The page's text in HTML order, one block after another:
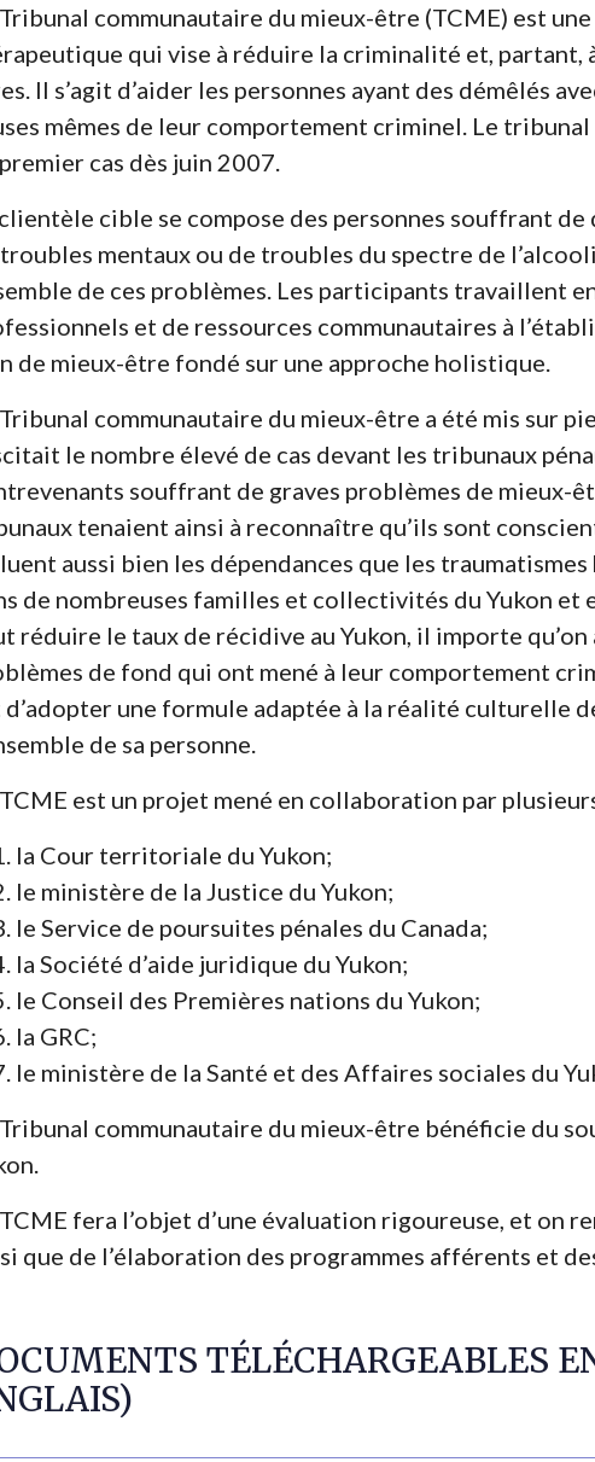
communautaire du mieux-être (TCME) est
qui vise à réduire la criminalité et, partant,
Il s’agit d’aider les personnes ayant des démêlés
mêmes de leur comportement criminel. Le
cas dès juin 2007.
cible se compose des personnes souffrant de
mentaux ou de troubles du spectre de
de ces problèmes. Les participants travaillent
et de ressources communautaires à
de mieux-être fondé sur une approche holistique.
communautaire du mieux-être a été mis sur
le nombre élevé de cas devant les tribunaux
souffrant de graves problèmes de mieux-
tenaient ainsi à reconnaître qu’ils sont
aussi bien les dépendances que les
de nombreuses familles et collectivités du Yukon et
réduire le taux de récidive au Yukon, il importe
de fond qui ont mené à leur comportement
d’adopter une formule adaptée à la réalité culturelle
de sa personne.
est un projet mené en collaboration par
la Cour territoriale du Yukon;
le ministère de la Justice du Yukon;
le Service de poursuites pénales du Canada;
la Société d’aide juridique du Yukon;
le Conseil des Premières nations du Yukon;
la GRC;
le ministère de la Santé et des Affaires sociales du
communautaire du mieux-être bénéficie du
fera l’objet d’une évaluation rigoureuse, et on
que de l’élaboration des programmes afférents et
TÉLÉCHARGEABLES EN